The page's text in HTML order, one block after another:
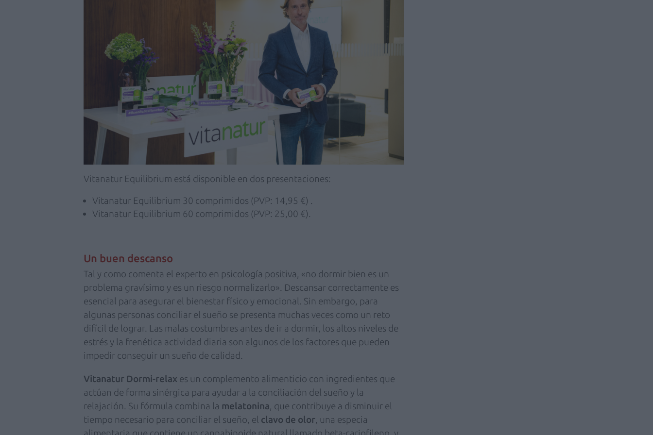
Vitanatur Equilibrium está disponible en dos presentaciones:
Vitanatur Equilibrium 30 comprimidos (PVP: 14,95 €) .
Vitanatur Equilibrium 60 comprimidos (PVP: 25,00 €).
Un buen descanso
Tal y como comenta el experto en psicología positiva, «no dormir bien es un
problema gravísimo y es un riesgo normalizarlo». Descansar correctamente es
esencial para asegurar el bienestar físico y emocional. Sin embargo, para
algunas personas conciliar el sueño se presenta muchas veces como un reto
difícil de lograr. Las malas costumbres antes de ir a dormir, los altos niveles de
estrés y la frenética actividad diaria son algunos de los factores que pueden
impedir conseguir un sueño de calidad.
Vitanatur Dormi-relax es un complemento alimenticio con ingredientes que
actúan de forma sinérgica para ayudar a la conciliación del sueño y la
relajación. Su fórmula combina la melatonina, que contribuye a disminuir el
tiempo necesario para conciliar el sueño, el clavo de olor, una especia